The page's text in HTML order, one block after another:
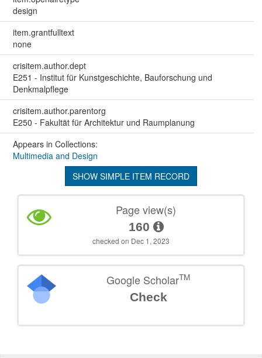
design
item.grantfulltext
none
crisitem.author.dept
E251 - Institut für Kunstgeschichte, Bauforschung und
Denkmalpflege
crisitem.author.parentorg
E250 - Fakultät für Architektur und Raumplanung
Appears in Collections:
Multimedia and Design
SHOW SIMPLE ITEM RECORD
Page view(s)
160
checked on Dec 1, 2023
Google ScholarTM
Check